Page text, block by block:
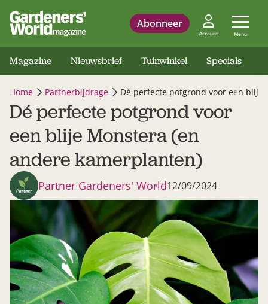
Abonneer
Account Menu
Magazine Nieuwsbrief Tuinwinkel Specials
Home Partnerbijdrage Dé perfecte potgrond voor een
Dé perfecte potgrond voor
een blije Monstera (en
andere kamerplanten)
Partner Gardeners' World12/09/2024